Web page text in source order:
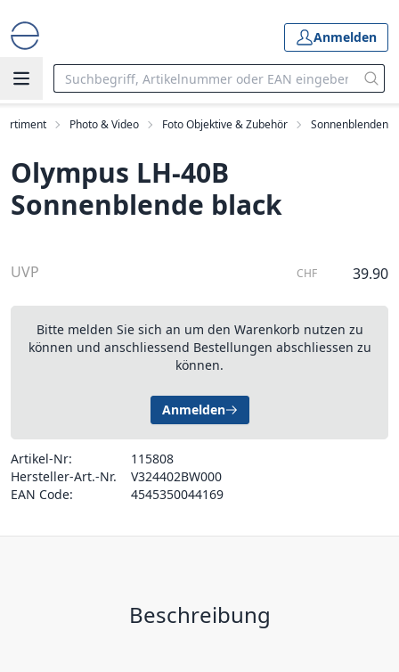
Anmelden
Photo & Video Foto Objektive & Zubehör Sonnenblenden
Olympus LH-40B
Sonnenblende black
UVP CHF 39.90
Bitte melden Sie sich an um den Warenkorb nutzen zu
können und anschliessend Bestellungen abschliessen zu
können.
Anmelden
Artikel-Nr:
115808
Hersteller-Art.-Nr.
V324402BW000
EAN Code:
4545350044169
Beschreibung